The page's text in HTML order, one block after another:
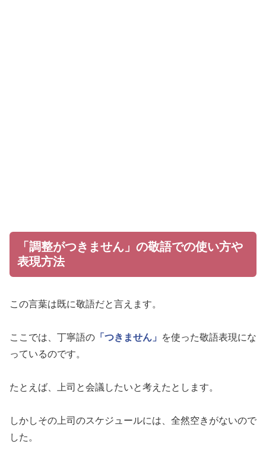
「調整がつきません」の敬語での使い方や
表現方法
この言葉は既に敬語だと言えます。
ここでは、丁寧語の 「つきません」
を使った敬語表現にな
っているのです。
たとえば、上司と会議したいと考えたとします。
しかしその上司のスケジュールには、全然空きがないので
した。